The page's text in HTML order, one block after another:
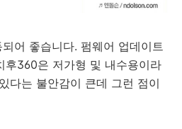
어 좋습니다. 펌웨어 업데이트
후360은 저가형 및 내수용이라
다는 불안감이 큰데 그런 점이